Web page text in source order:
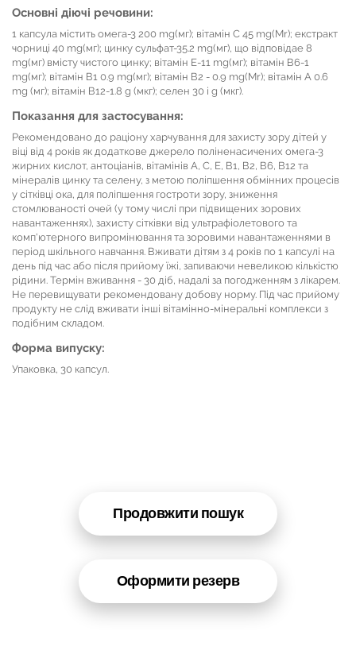
Основні діючі речовини:
1 капсула містить омега-3 200 mg(мг); вітамін С 45 mg(Mr); екстракт
чорниці 40 mg(мг); цинку сульфат-35.2 mg(мг), що відповідае 8
mg(мг) вмісту чистого цинку; вітамін Е-11 mg(мг); вітамін В6-1
mg(мг); вітамін В1 0.9 mg(мг); вітамін В2 - 0.9 mg(Mr); вітамін А 0.6
mg (мг); вітамін В12-1.8 g (мкг); селен 30 і g (мкг).
Показання для застосування:
Рекомендовано до раціону харчування для захисту зору дітей у
віці від 4 років як додаткове джерело поліненасичених омега-3
жирних кислот, антоціанів, вітамінів А, С, Е, В1, В2, В6, B12 та
мінералів цинку та селену, з метою поліпшення обмінних процесів
у сітківці ока, для поліпшення гостроти зору, зниження
стомлюваності очей (у тому числі при підвищених зорових
навантаженнях), захистy сітківки від ультрафіолетового та
комп'ютерного випромінювання та зоровими навантаженнями в
період шкільного навчання. Вживати дітям з 4 років по 1 капсулі на
день під час або після прийому їжі, запиваючи невеликою кількістю
рідини. Термін вживання - 30 діб, надалі за погодженням з лікарем.
Не перевищувати рекомендовану добову норму. Під час прийому
продукту не слід вживати інші вітамінно-мінеральні комплекси з
подібним складом.
Форма випуску:
Упаковка, 30 капсул.
Продовжити пошук
Оформити резерв